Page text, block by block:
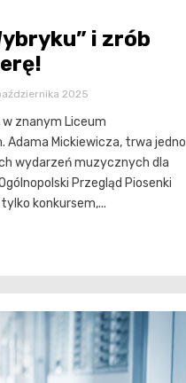
i zrób
2025
w znanym Liceum
Adama Mickiewicza, trwa jedno
wydarzeń muzycznych dla
Przegląd Piosenki
konkursem,...